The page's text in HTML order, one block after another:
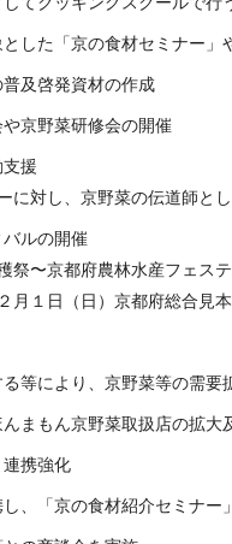
した「京の食材セミナー」
普及啓発資材の作成
京野菜研修会の開催
援
に対し、京野菜の伝道師と
ルの開催
祭〜京都府農林水産フェス
月１日（日）京都府総合見本
等により、京野菜等の需要
まもん京野菜取扱店の拡大
携強化
、「京の食材紹介セミナー